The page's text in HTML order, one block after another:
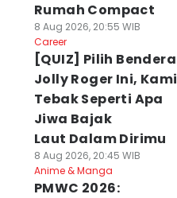
Rumah Compact
8 Aug 2026, 20:55 WIB
Career
[QUIZ] Pilih Bendera
Jolly Roger Ini, Kami
Tebak Seperti Apa
Jiwa Bajak
Laut Dalam Dirimu
8 Aug 2026, 20:45 WIB
Anime & Manga
PMWC 2026: